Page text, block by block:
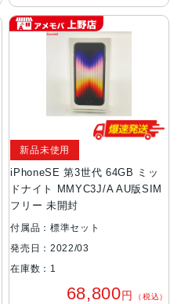
iPhoneSE 第3世代 64GB ミッ
ドナイト MMYC3J/A AU版SIM
フリー 未開封
新品未使用
付属品：標準セット
発売日：2022/03
在庫数：1
68,800円 （税込）